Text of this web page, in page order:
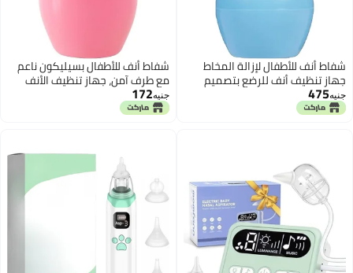
شفاط أنف للأطفال لإزالة المخاط
جهاز تنظيف أنف للرضع بتصميم
لطيف وسهل الاستخدام للعناية
اليومية بالأطفال
جنيه475
شفاط أنف للأطفال بسيليكون ناعم
مع طرف آمن، جهاز تنظيف الأنف
للرضع يساعد على تحسين التنفس
بسهولة للاستخدام اليومي
جنيه172